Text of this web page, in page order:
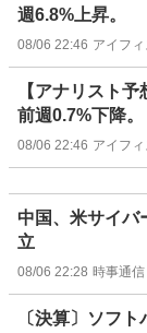
週6.8%上昇。
08/06 22:46 アイフ
【アナリスト
前週0.7%下降。
08/06 22:46 アイフ
中国、米サイバ
立
08/06 22:28 時事通信
〔決算〕ソフ